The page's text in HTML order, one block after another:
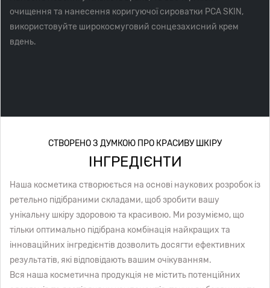
очищення та нанесення коригуючої сироватки PCA SKIN,
використовуйте широкосмуговий сонцезахисний крем
вдень.
СТВОРЕНО З ДУМКОЮ ПРО КРАСИВУ ШКІРУ
ІНГРЕДІЄНТИ
Наша косметика створюється на основі наукових розробок із
ретельно підібраними складами, щоб зробити вашу
унікальну шкіру здоровою та красивою. Ми розуміємо, що
тільки оптимально підібрана комбінація найкращих та
інноваційних інгредієнтів дозволить досягти ефективних
результатів, які відповідають вашим очікуванням.
Вся наша косметична продукція не містить потенційних